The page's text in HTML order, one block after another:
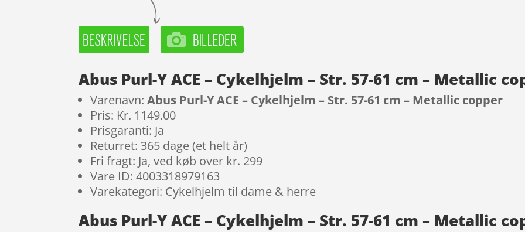
Abus Purl-Y ACE – Cykelhjelm – Str. 57-61 cm – Metallic
Varenavn:Abus Purl-Y ACE – Cykelhjelm – Str. 57-61 cm – Metallic copper
Pris: Kr. 1149.00
Prisgaranti: Ja
Returret: 365 dage (et helt år)
Fri fragt: Ja, ved køb over kr. 299
Vare ID: 4003318979163
Varekategori: Cykelhjelm til dame & herre
Abus Purl-Y ACE – Cykelhjelm – Str. 57-61 cm – Metallic